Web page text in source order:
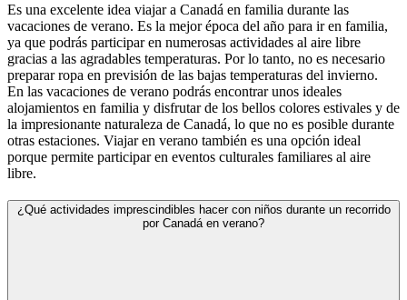
Es una excelente idea viajar a Canadá en familia durante las
vacaciones de verano. Es la mejor época del año para ir en familia,
ya que podrás participar en numerosas actividades al aire libre
gracias a las agradables temperaturas. Por lo tanto, no es necesario
preparar ropa en previsión de las bajas temperaturas del invierno.
En las vacaciones de verano podrás encontrar unos ideales
alojamientos en familia y disfrutar de los bellos colores estivales y de
la impresionante naturaleza de Canadá, lo que no es posible durante
otras estaciones. Viajar en verano también es una opción ideal
porque permite participar en eventos culturales familiares al aire
libre.
¿Qué actividades imprescindibles hacer con niños durante un recorrido
por Canadá en verano?